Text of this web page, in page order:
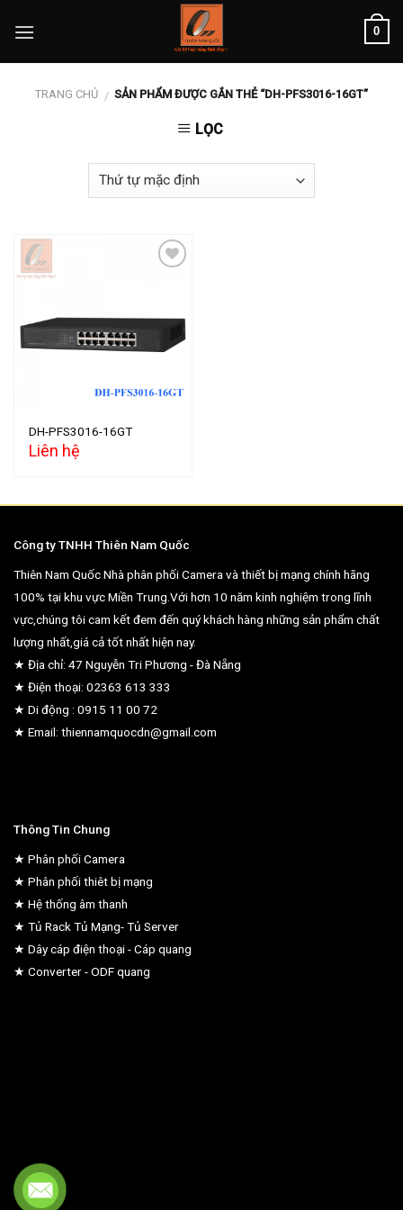
0
TRANG CHỦ / SẢN PHẨM ĐƯỢC GẮN THẺ “DH-PFS3016-16GT”
LỌC
wishlist
DH-PFS3016-16GT
Liên hệ
Công ty TNHH Thiên Nam Quốc
Thiên Nam Quốc Nhà phân phối Camera và thiết bị mạng chính hãng
100% tại khu vực Miền Trung.Với hơn 10 năm kinh nghiệm trong lĩnh
vực,chúng tôi cam kết đem đến quý khách hàng những sản phẩm chất
lượng nhất,giá cả tốt nhất hiện nay.
★ Địa chỉ: 47 Nguyễn Tri Phương - Đà Nẵng
★ Điện thoại: 02363 613 333
★ Di động : 0915 11 00 72
★ Email: thiennamquocdn@gmail.com
Thông Tin Chung
★ Phân phối Camera
★ Phân phối thiêt bị mạng
★ Hệ thống âm thanh
★ Tủ Rack Tủ Mạng- Tủ Server
★ Dây cáp điện thoại - Cáp quang
★ Converter - ODF quang